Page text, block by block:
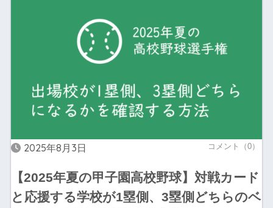
2025年8月3日 コメント（0）
【2025年夏の甲子園高校野球】対戦カード
と応援する学校が1塁側、3塁側どちらのベ